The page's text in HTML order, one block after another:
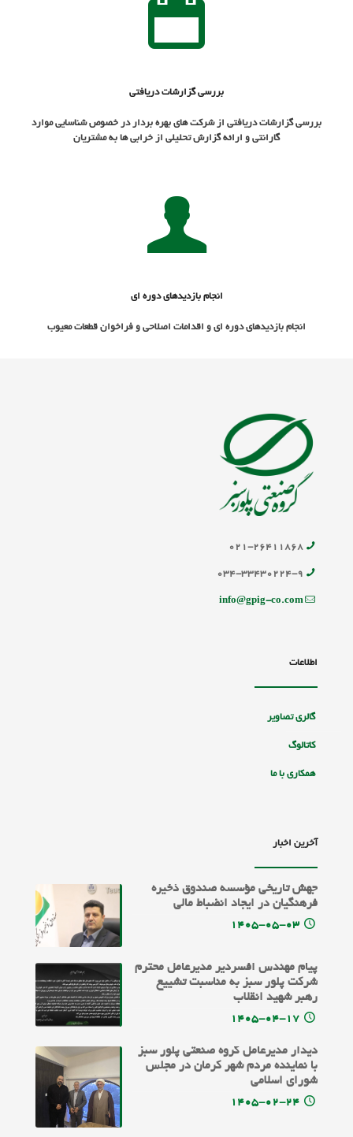
بررسي گزارشات دریافتی
بررسي گزارشات دریافتی از شرکت های بهره بردار در خصوص شناسايي موارد
گارانتي و ارائه گزارش تحلیلی از خرابی ها به مشتریان
انجام بازدیدهای دوره ای
انجام بازدیدهای دوره ای و اقدامات اصلاحی و فراخوان قطعات معیوب
۰۲۱-۲۶۴۱۱۸۶۸
۰۳۴-۳۳۴۳۰۲۲۴-۹
info@gpig-co.com
اطلاعات
گالری تصاویر
کاتالوگ
همکاری با ما
آخرین اخبار
جهش تاریخی مؤسسه صندوق ذخیره
فرهنگیان در ایجاد انضباط مالی
۱۴۰۵-۰۵-۰۳
پیام مهندس افسردیر مدیرعامل محترم
شرکت پلور سبز به مناسبت تشییع
رهبر شهید انقلاب
۱۴۰۵-۰۴-۱۷
دیدار مدیرعامل گروه صنعتی پلور سبز
با نماینده مردم شهر کرمان در مجلس
شورای اسلامی
۱۴۰۵-۰۲-۲۴